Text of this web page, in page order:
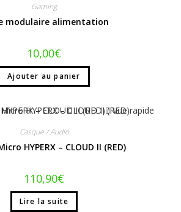
Gaming
modulaire alimentation
10,00€
Ajouter au panier
Vue rapide
Casque / Audio
HYPERX – CLOUD II (RED)
110,90€
Lire la suite